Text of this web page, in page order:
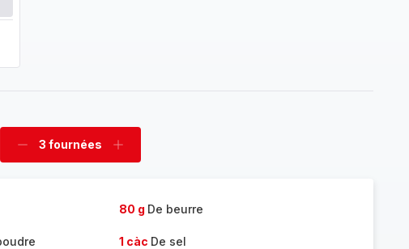
Supprimer
3 fournées
Ajouter
80 g De beurre
1 càc De sel